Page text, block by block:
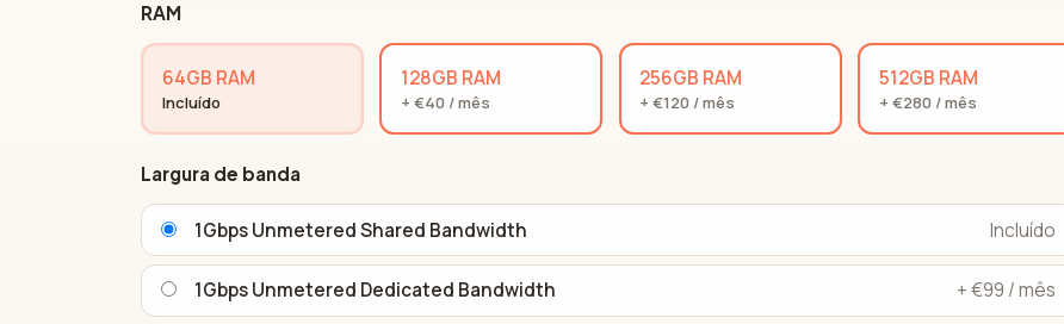
RAM
64GB RAM
Incluído
128GB RAM
+ €40 / mês
256GB RAM
+ €120 / mês
512GB RAM
+ €280 / mês
Largura de banda
1Gbps Unmetered Shared Bandwidth Incluído
1Gbps Unmetered Dedicated Bandwidth + €99 / mês